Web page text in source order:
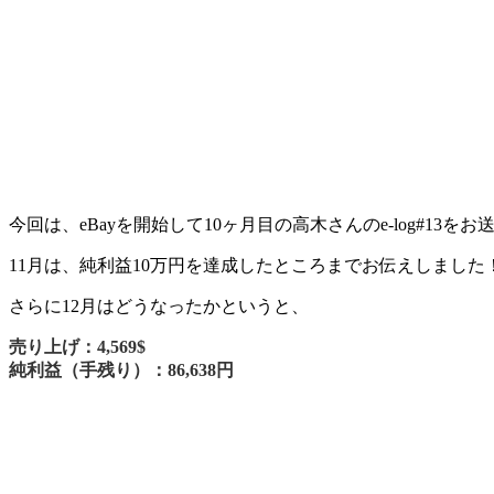
今回は、eBayを開始して10ヶ月目の高木さんのe-log#13をお送
11月は、純利益10万円を達成したところまでお伝えしました！
さらに12月はどうなったかというと、
売り上げ： 4,569$
純利益（手残り）：86,638円